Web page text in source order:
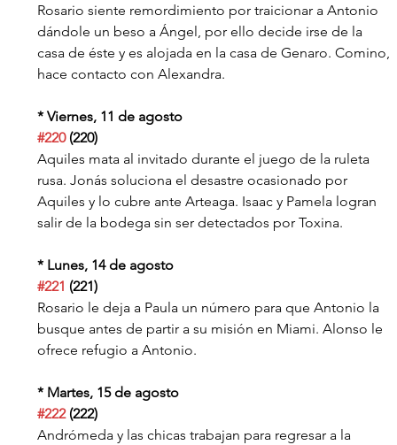
Rosario siente remordimiento por traicionar a Antonio
dándole un beso a Ángel, por ello decide irse de la
casa de éste y es alojada en la casa de Genaro. Comino,
hace contacto con Alexandra.
* Viernes, 11 de agosto
#220 (220)
Aquiles mata al invitado durante el juego de la ruleta
rusa. Jonás soluciona el desastre ocasionado por
Aquiles y lo cubre ante Arteaga. Isaac y Pamela logran
salir de la bodega sin ser detectados por Toxina.
* Lunes, 14 de agosto
#221 (221)
Rosario le deja a Paula un número para que Antonio la
busque antes de partir a su misión en Miami. Alonso le
ofrece refugio a Antonio.
* Martes, 15 de agosto
#222 (222)
Andrómeda y las chicas trabajan para regresar a la